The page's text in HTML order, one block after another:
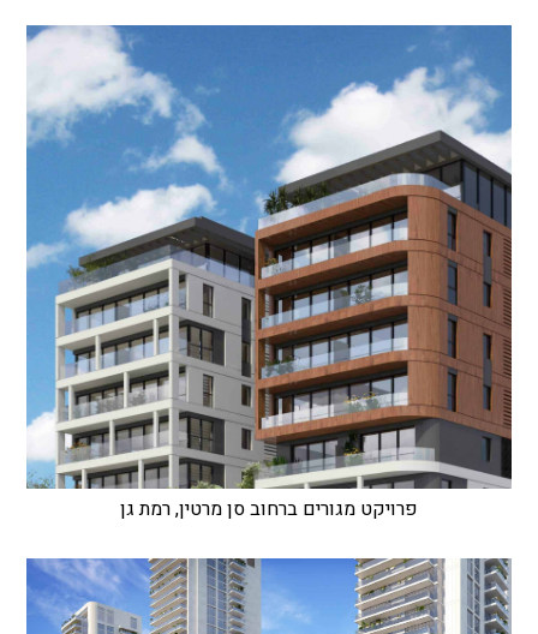
פרויקט מגורים ברחוב סן מרטין, רמת גן